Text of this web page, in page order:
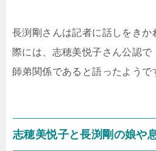
長渕剛さんは記者に話しをきか
際には、志穂美悦子さん公認で
師弟関係であると語ったようで
志穂美悦子と長渕剛の娘や